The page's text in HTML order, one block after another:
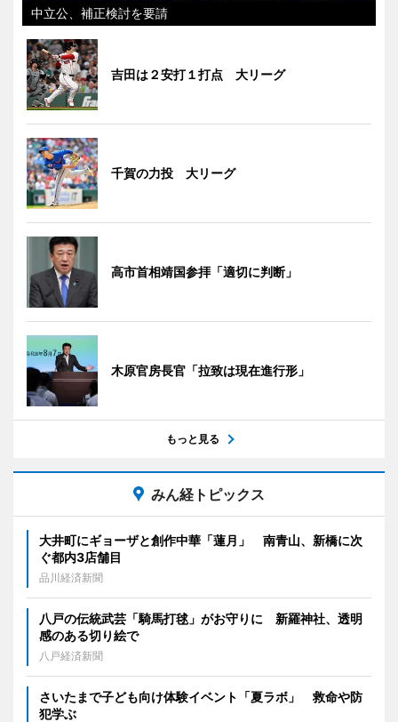
中立公、補正検討を要請
吉田は２安打１打点 大リーグ
千賀の力投 大リーグ
高市首相靖国参拝「適切に判断」
木原官房長官「拉致は現在進行形」
もっと見る
みん経トピックス
大井町にギョーザと創作中華「蓮月」 南青山、新橋に次
ぐ都内3店舗目
品川経済新聞
八戸の伝統武芸「騎馬打毬」がお守りに 新羅神社、透明
感のある切り絵で
八戸経済新聞
さいたまで子ども向け体験イベント「夏ラボ」 救命や防
犯学ぶ